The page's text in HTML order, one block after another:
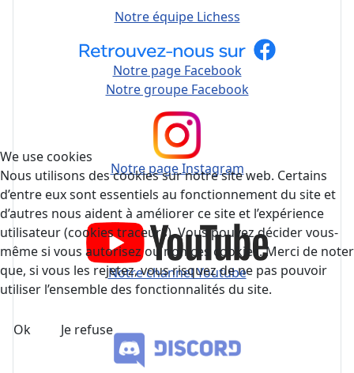
Notre équipe Lichess
Notre page Facebook
Notre groupe Facebook
Notre page Instagram
Notre channel Youtube
We use cookies
Nous utilisons des cookies sur notre site web. Certains
d’entre eux sont essentiels au fonctionnement du site et
d’autres nous aident à améliorer ce site et l’expérience
utilisateur (cookies traceurs). Vous pouvez décider vous-
même si vous autorisez ou non ces cookies. Merci de noter
que, si vous les rejetez, vous risquez de ne pas pouvoir
utiliser l’ensemble des fonctionnalités du site.
Ok Je refuse